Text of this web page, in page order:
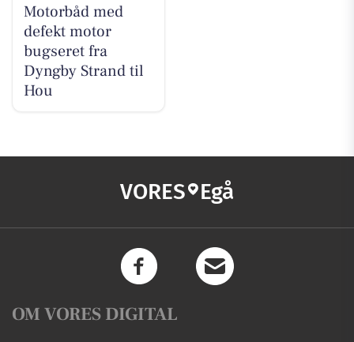
Motorbåd med
defekt motor
bugseret fra
Dyngby Strand til
Hou
VORES Egå
OM VORES DIGITAL